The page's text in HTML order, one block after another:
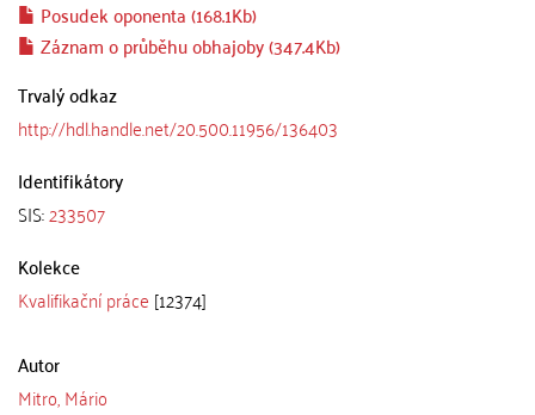
Posudek oponenta (168.1Kb)
Záznam o průběhu obhajoby (347.4Kb)
Trvalý odkaz
http://hdl.handle.net/20.500.11956/136403
Identifikátory
SIS:233507
Kolekce
Kvalifikační práce [12374]
Autor
Mitro, Mário